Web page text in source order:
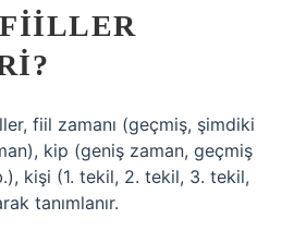
fiil zamanı (geçmiş, şimdiki
kip (geniş zaman, geçmiş
kişi (1. tekil, 2. tekil, 3. tekil,
tanımlanır.